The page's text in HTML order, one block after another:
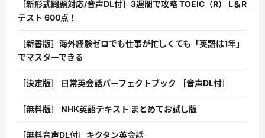
［新形式問題対応/音声DL付］3週間で攻略 TOEIC（R） L＆R
テスト 600点！
［新書版］海外経験ゼロでも仕事が忙しくても「英語は1年」
でマスターできる
［決定版］ 日常英会話パーフェクトブック ［音声DL付］
［無料版］ NHK英語テキスト まとめてお試し版
［無料音声DL付］キクタン英会話